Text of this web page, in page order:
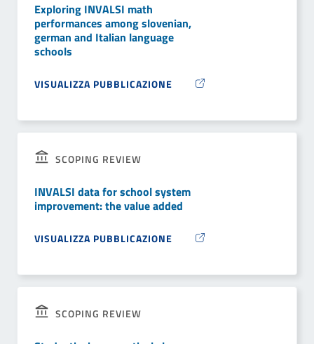
Exploring INVALSI math
performances among slovenian,
german and Italian language
schools
VISUALIZZA PUBBLICAZIONE
SCOPING REVIEW
INVALSI data for school system
improvement: the value added
VISUALIZZA PUBBLICAZIONE
SCOPING REVIEW